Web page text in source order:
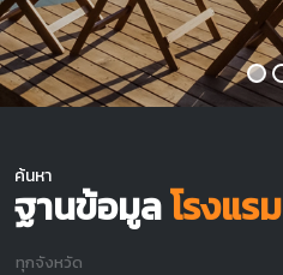
ค้นหา
ฐานข้อมูลโรงแรม
ทุกจังหวัด